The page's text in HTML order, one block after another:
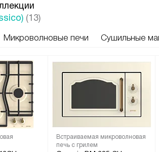
(13)
Микроволновые печи Сушильные
Встраиваемая микроволновая
печь с грилем